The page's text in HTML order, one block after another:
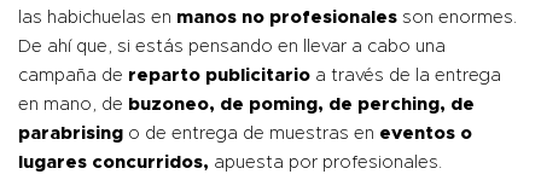
las habichuelas en manos no profesionales son enormes.
De ahí que, si estás pensando en llevar a cabo una
campaña de reparto publicitario a través de la entrega
en mano, de buzoneo, de poming, de perching, de
parabrising o de entrega de muestras en eventos o
lugares concurridos, apuesta por profesionales.